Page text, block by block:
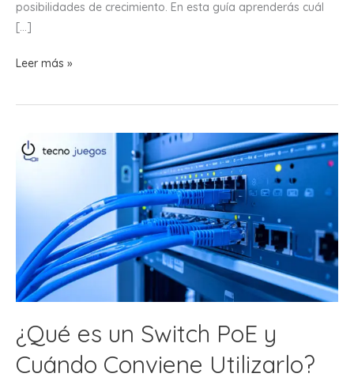
posibilidades de crecimiento. En esta guía aprenderás cuál
[…]
Switch
vs
Administrable:
¿Cuál
Leer más »
¿Qué es un Switch PoE y
Cuándo Conviene Utilizarlo?